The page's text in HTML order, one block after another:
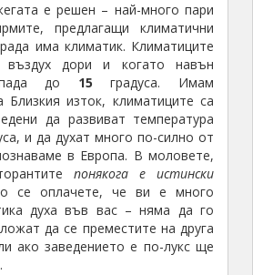
е решен – най-много пари
предлагащи климатични
има климатик. Климатиците
въздух дори и когато навън
пада до 15 градуса. Имам
Близкия изток, климатиците са
да развиват температура
и да духат много по-силно от
в Европа. В моловете,
понякога е истински
се оплачете, че ви е много
духа във вас – няма да го
да се преместите на друга
ако заведението е по-лукс ще